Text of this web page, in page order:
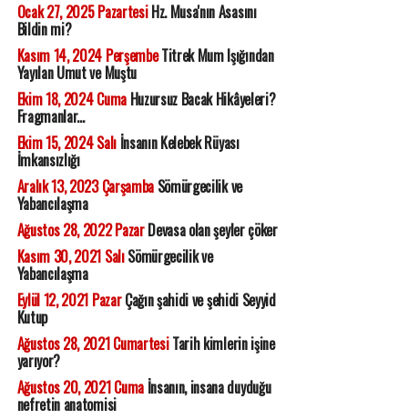
Ocak 27, 2025 PazartesiHz. Musa'nın Asasını
Bildin mi?
Kasım 14, 2024 PerşembeTitrek Mum Işığından
Yayılan Umut ve Muştu
Ekim 18, 2024 CumaHuzursuz Bacak Hikâyeleri?
Fragmanlar...
Ekim 15, 2024 Salıİnsanın Kelebek Rüyası
İmkansızlığı
Aralık 13, 2023 ÇarşambaSömürgecilik ve
Yabancılaşma
Ağustos 28, 2022 PazarDevasa olan şeyler çöker
Kasım 30, 2021 SalıSömürgecilik ve
Yabancılaşma
Eylül 12, 2021 PazarÇağın şahidi ve şehidi Seyyid
Kutup
Ağustos 28, 2021 CumartesiTarih kimlerin işine
yarıyor?
Ağustos 20, 2021 Cumaİnsanın, insana duyduğu
nefretin anatomisi